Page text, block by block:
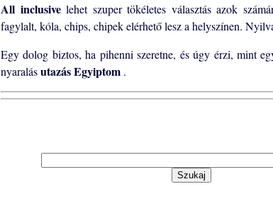
All inclusivelehet szuper tökéletes választás azok
fagylalt, kóla, chips, chipek elérhető lesz a helyszínen.
Egy dolog biztos, ha pihenni szeretne, és úgy érzi, mint
nyaralásutazás Egyiptom .